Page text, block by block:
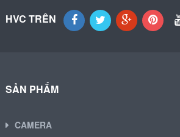
HVC TRÊN
SẢN PHẨM
CAMERA